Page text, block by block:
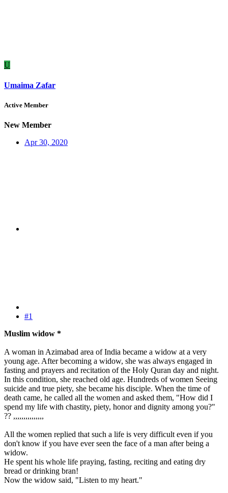
U
Umaima Zafar
Active Member
New Member
Apr 30, 2020
#1
Muslim widow *
A woman in Azimabad area of India became a widow at a very
young age. After becoming a widow, she was always engaged in
fasting and prayers and recitation of the Holy Quran day and night.
In this condition, she reached old age. Hundreds of women Seeing
suicide and true piety, she became his disciple. When the time of
death came, he called all the women and asked them, "How did I
spend my life with chastity, piety, honor and dignity among you?"
?? ,,,,,,,,,,,,,,,
All the women replied that such a life is very difficult even if you
don't know if you have ever seen the face of a man after being a
widow.
He spent his whole life praying, fasting, reciting and eating dry
bread or drinking bran!
Now the widow said, "Listen to my heart."